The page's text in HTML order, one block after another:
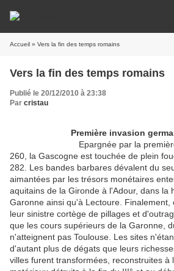
Accueil » Vers la fin des temps romains
Vers la fin des temps romains
Publié le 20/12/2010 à 23:38
Par cristau
Première invasion
Epargnée par la
260, la Gascogne est touchée de plein
282. Les bandes barbares dévalent du
aimantées par les trésors monétaires
aquitains de la Gironde à l'Adour, dans la
Garonne ainsi qu'à Lectoure. Finalement,
leur sinistre cortège de pillages et
que les cours supérieurs de la Garonne,
n'atteignent pas Toulouse. Les sites
d'autant plus de dégats que leurs
villes furent transformées, reconstruites à